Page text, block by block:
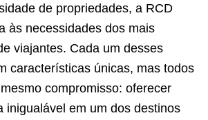
de propriedades, a RCD
às necessidades dos mais
viajantes. Cada um desses
características únicas, mas todos
compromisso: oferecer
inigualável em um dos destinos